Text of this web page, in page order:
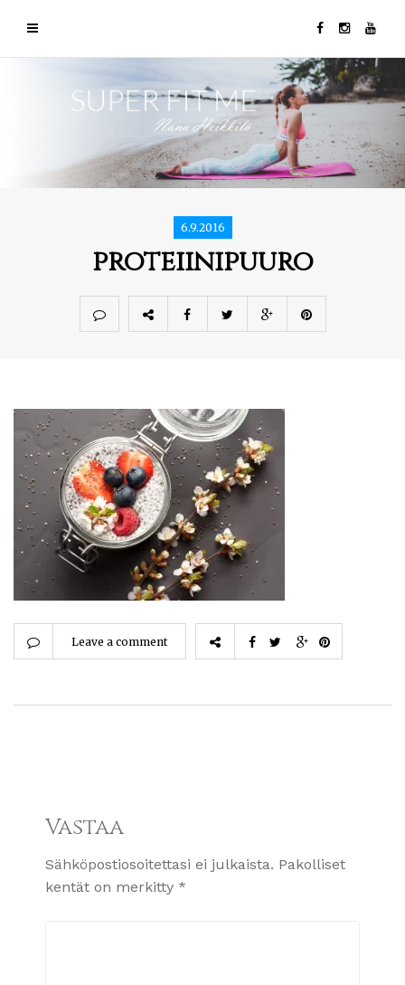
6.9.2016
proteiinipuuro
Leave a comment
Vastaa
Sähköpostiosoitettasi ei julkaista. Pakolliset
kentät on merkitty *